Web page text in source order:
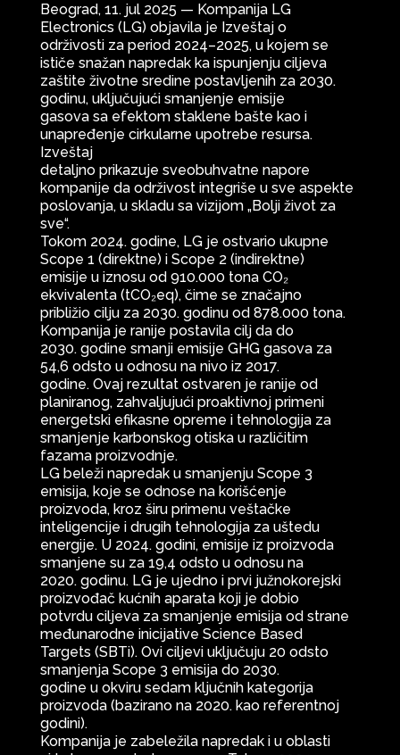
Beograd, 11. jul 2025 — Kompanija LG
Electronics (LG) objavila je Izveštaj o
održivosti za period 2024–2025, u kojem se
ističe snažan napredak ka ispunjenju ciljeva
zaštite životne sredine postavljenih za 2030.
godinu, uključujući smanjenje emisije
gasova sa efektom staklene bašte kao i
unapređenje cirkularne upotrebe resursa.
Izveštaj
detaljno prikazuje sveobuhvatne napore
kompanije da održivost integriše u sve aspekte
poslovanja, u skladu sa vizijom „Bolji život za
sve“.
Tokom 2024. godine, LG je ostvario ukupne
Scope 1 (direktne) i Scope 2 (indirektne)
emisije u iznosu od 910.000 tona CO₂
ekvivalenta (tCO₂eq), čime se značajno
približio cilju za 2030. godinu od 878.000 tona.
Kompanija je ranije postavila cilj da do
2030. godine smanji emisije GHG gasova za
54,6 odsto u odnosu na nivo iz 2017.
godine. Ovaj rezultat ostvaren je ranije od
planiranog, zahvaljujući proaktivnoj primeni
energetski efikasne opreme i tehnologija za
smanjenje karbonskog otiska u različitim
fazama proizvodnje.
LG beleži napredak u smanjenju Scope 3
emisija, koje se odnose na korišćenje
proizvoda, kroz širu primenu veštačke
inteligencije i drugih tehnologija za uštedu
energije. U 2024. godini, emisije iz proizvoda
smanjene su za 19,4 odsto u odnosu na
2020. godinu. LG je ujedno i prvi južnokorejski
proizvođač kućnih aparata koji je dobio
potvrdu ciljeva za smanjenje emisija od strane
međunarodne inicijative Science Based
Targets (SBTi). Ovi ciljevi uključuju 20 odsto
smanjenja Scope 3 emisija do 2030.
godine u okviru sedam ključnih kategorija
proizvoda (bazirano na 2020. kao referentnoj
godini).
Kompanija je zabeležila napredak i u oblasti